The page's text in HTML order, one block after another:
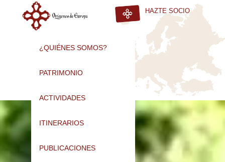
HAZTE SOCIO
¿QUIÉNES SOMOS?
PATRIMONIO
ACTIVIDADES
ITINERARIOS
PUBLICACIONES